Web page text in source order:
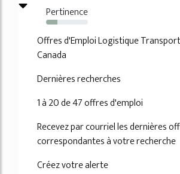
Pertinence
27%
Offres d'Emploi Logistique
Canada
Dernières recherches
1 à 20 de 47 offres d'emploi
Recevez par courriel les dernières
correspondantes à votre recherche
Créez votre alerte